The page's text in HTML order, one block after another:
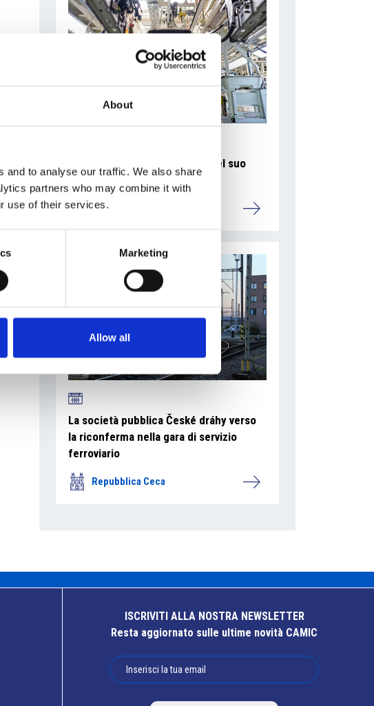
About
and to analyse our traffic. We also share
partners who may combine it with
use of their services.
Marketing
Allow all
La Škoda avvia la produzione del suo
SUV Peaq
Repubblica Ceca
La società pubblica České dráhy verso
la riconferma nella gara di servizio
ferroviario
Repubblica Ceca
ISCRIVITI ALLA NOSTRA NEWSLETTER
Resta aggiornato sulle ultime novità CAMIC